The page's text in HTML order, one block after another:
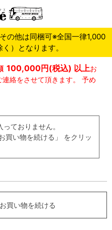
の他は同梱可※全国一律1,000
）となります。
100,000円(税込) 以上お
絡をさせて頂きます。 予め
ておりません。
買い物を続ける」 をクリッ
買い物を続ける